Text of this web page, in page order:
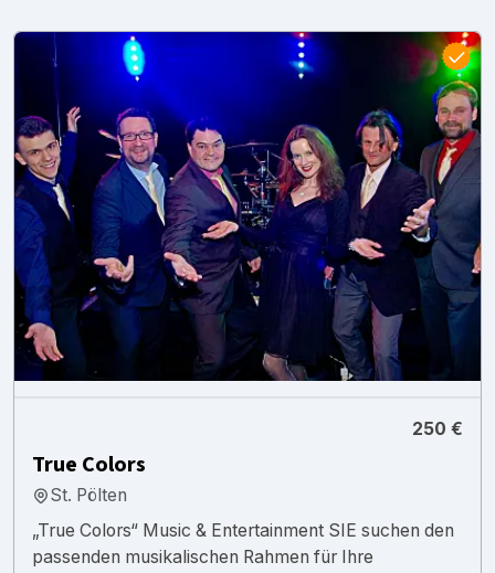
250 €
True Colors
St. Pölten
„True Colors“ Music & Entertainment SIE suchen den
passenden musikalischen Rahmen für Ihre